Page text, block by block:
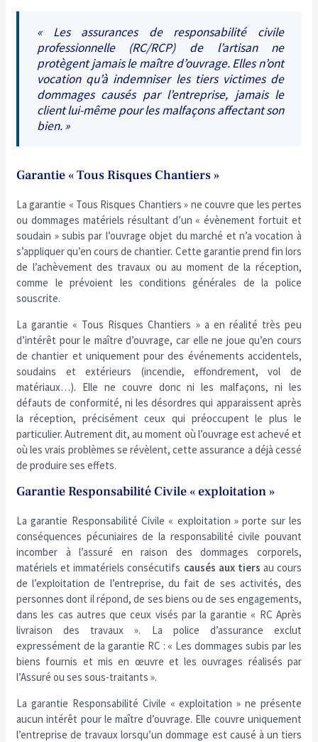
« Les assurances de responsabilité civile
professionnelle (RC/RCP) de l’artisan ne
protègent jamais le maître d’ouvrage. Elles n’ont
vocation qu’à indemniser les tiers victimes de
dommages causés par l’entreprise, jamais le
client lui-même pour les malfaçons affectant son
bien. »
Garantie « Tous Risques Chantiers »
La garantie « Tous Risques Chantiers » ne couvre que les pertes
ou dommages matériels résultant d’un « évènement fortuit et
soudain » subis par l’ouvrage objet du marché et n’a vocation à
s’appliquer qu’en cours de chantier. Cette garantie prend fin lors
de l’achèvement des travaux ou au moment de la réception,
comme le prévoient les conditions générales de la police
souscrite.
La garantie « Tous Risques Chantiers » a en réalité très peu
d’intérêt pour le maître d’ouvrage, car elle ne joue qu’en cours
de chantier et uniquement pour des événements accidentels,
soudains et extérieurs (incendie, effondrement, vol de
matériaux…). Elle ne couvre donc ni les malfaçons, ni les
défauts de conformité, ni les désordres qui apparaissent après
la réception, précisément ceux qui préoccupent le plus le
particulier. Autrement dit, au moment où l’ouvrage est achevé et
où les vrais problèmes se révèlent, cette assurance a déjà cessé
de produire ses effets.
Garantie Responsabilité Civile « exploitation »
La garantie Responsabilité Civile « exploitation » porte sur les
conséquences pécuniaires de la responsabilité civile pouvant
incomber à l’assuré en raison des dommages corporels,
matériels et immatériels consécutifs causés aux tiers au cours
de l’exploitation de l’entreprise, du fait de ses activités, des
personnes dont il répond, de ses biens ou de ses engagements,
dans les cas autres que ceux visés par la garantie « RC Après
livraison des travaux ». La police d’assurance exclut
expressément de la garantie RC : « Les dommages subis par les
biens fournis et mis en œuvre et les ouvrages réalisés par
l’Assuré ou ses sous-traitants ».
La garantie Responsabilité Civile « exploitation » ne présente
aucun intérêt pour le maître d’ouvrage. Elle couvre uniquement
l’entreprise de travaux lorsqu’un dommage est causé à un tiers